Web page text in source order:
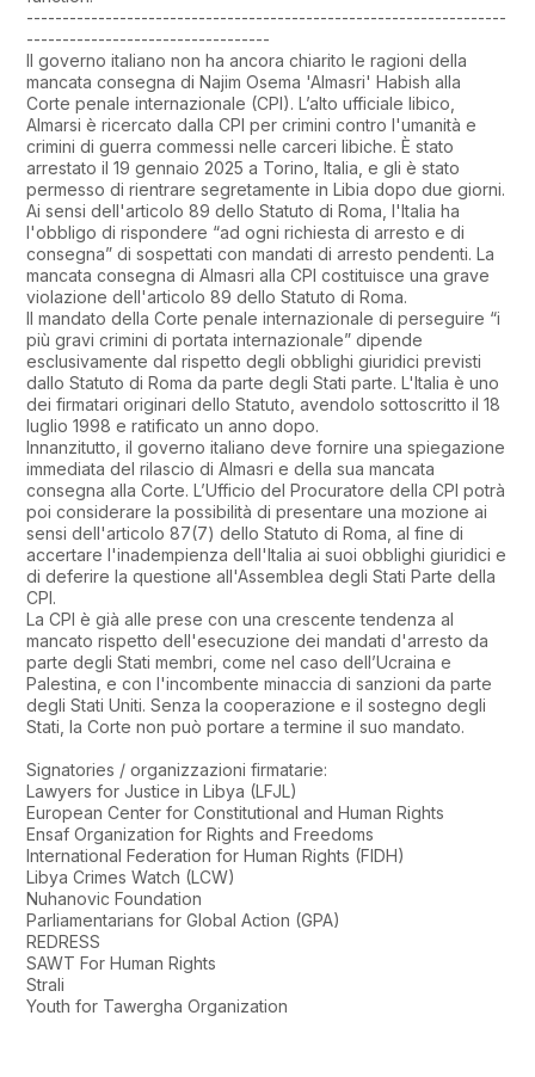
-------------------------------------------------------------------
----------------------------------
Il governo italiano non ha ancora chiarito le ragioni della
mancata consegna di Najim Osema 'Almasri' Habish alla
Corte penale internazionale (CPI). L’alto ufficiale libico,
Almarsi è ricercato dalla CPI per crimini contro l'umanità e
crimini di guerra commessi nelle carceri libiche. È stato
arrestato il 19 gennaio 2025 a Torino, Italia, e gli è stato
permesso di rientrare segretamente in Libia dopo due giorni.
Ai sensi dell'articolo 89 dello Statuto di Roma, l'Italia ha
l'obbligo di rispondere “ad ogni richiesta di arresto e di
consegna” di sospettati con mandati di arresto pendenti. La
mancata consegna di Almasri alla CPI costituisce una grave
violazione dell'articolo 89 dello Statuto di Roma.
Il mandato della Corte penale internazionale di perseguire “i
più gravi crimini di portata internazionale” dipende
esclusivamente dal rispetto degli obblighi giuridici previsti
dallo Statuto di Roma da parte degli Stati parte. L'Italia è uno
dei firmatari originari dello Statuto, avendolo sottoscritto il 18
luglio 1998 e ratificato un anno dopo.
Innanzitutto, il governo italiano deve fornire una spiegazione
immediata del rilascio di Almasri e della sua mancata
consegna alla Corte. L’Ufficio del Procuratore della CPI potrà
poi considerare la possibilità di presentare una mozione ai
sensi dell'articolo 87(7) dello Statuto di Roma, al fine di
accertare l'inadempienza dell'Italia ai suoi obblighi giuridici e
di deferire la questione all'Assemblea degli Stati Parte della
CPI.
La CPI è già alle prese con una crescente tendenza al
mancato rispetto dell'esecuzione dei mandati d'arresto da
parte degli Stati membri, come nel caso dell’Ucraina e
Palestina, e con l'incombente minaccia di sanzioni da parte
degli Stati Uniti. Senza la cooperazione e il sostegno degli
Stati, la Corte non può portare a termine il suo mandato.
Signatories / organizzazioni firmatarie:
Lawyers for Justice in Libya (LFJL)
European Center for Constitutional and Human Rights
Ensaf Organization for Rights and Freedoms
International Federation for Human Rights (FIDH)
Libya Crimes Watch (LCW)
Nuhanovic Foundation
Parliamentarians for Global Action (GPA)
REDRESS
SAWT For Human Rights
Strali
Youth for Tawergha Organization